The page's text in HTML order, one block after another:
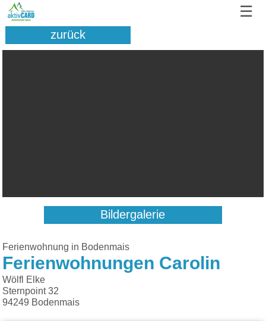
☰
zurück
Bildergalerie
Ferienwohnung in Bodenmais
Ferienwohnungen Carolin
Wölfl Elke
Sternpoint 32
94249 Bodenmais